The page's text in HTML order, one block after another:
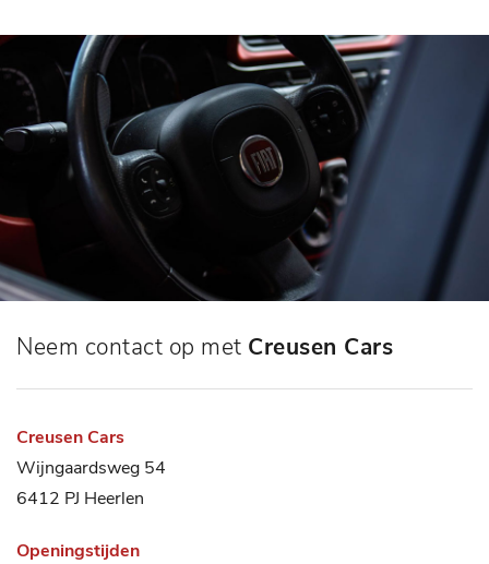
Neem contact op met Creusen Cars
Creusen Cars
Wijngaardsweg 54
6412 PJ Heerlen
Openingstijden